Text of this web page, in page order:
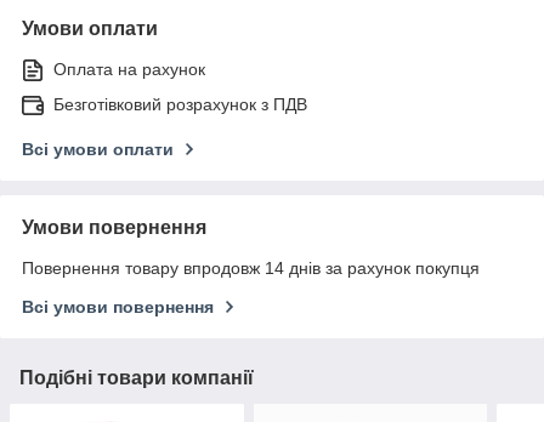
Умови оплати
Оплата на рахунок
Безготівковий розрахунок з ПДВ
Всі умови оплати
Умови повернення
Повернення товару впродовж 14 днів за рахунок покупця
Всі умови повернення
Подібні товари компанії